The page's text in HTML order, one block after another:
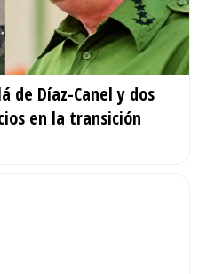
de Díaz-Canel y dos
en la transición